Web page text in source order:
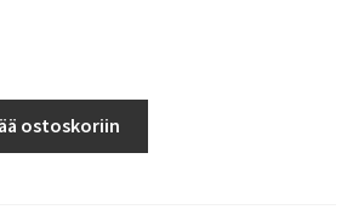
ostoskoriin